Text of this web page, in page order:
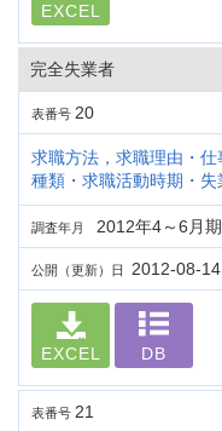
EXCEL
完全失業者
表番号 20
求職方法，求職理由・
種類・求職活動時期・
調査年月 2012年4～6月期
公開（更新）日 2012-08-14
EXCEL DB
表番号 21